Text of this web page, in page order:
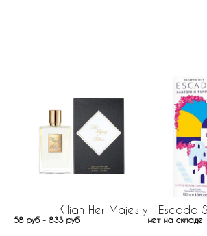
Kilian Her Majesty
58 руб - 833 руб
Escada
нет на складе